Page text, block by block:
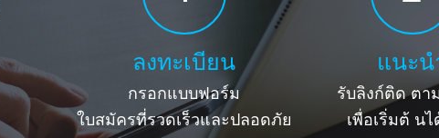
ลงทะเบียน
กรอกแบบฟอร์ม
ใบสมัครที่รวดเร็วและปลอดภัย
แนะน
รับลิงก์ติดตา
เพื่อเริ่มต้ นไ